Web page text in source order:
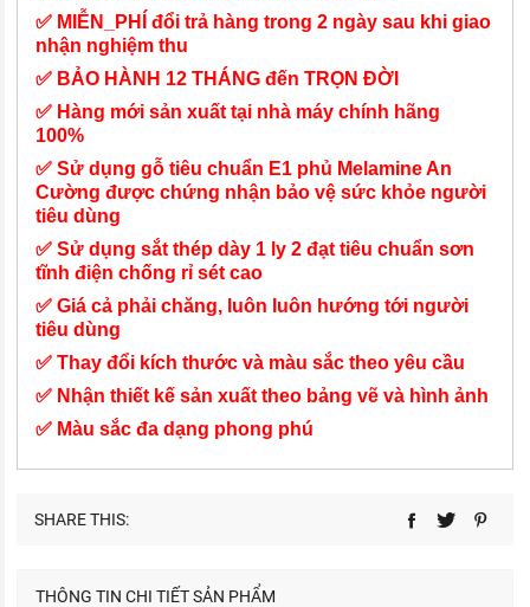
✅ MIỄN_PHÍ đổi trả hàng trong 2 ngày sau khi giao
nhận nghiệm thu
✅ BẢO HÀNH 12 THÁNG đến TRỌN ĐỜI
✅ Hàng mới sản xuất tại nhà máy chính hãng
100%
✅ Sử dụng gỗ tiêu chuẩn E1 phủ Melamine An
Cường được chứng nhận bảo vệ sức khỏe người
tiêu dùng
✅ Sử dụng sắt thép dày 1 ly 2 đạt tiêu chuẩn sơn
tĩnh điện chống rỉ sét cao
✅ Giá cả phải chăng, luôn luôn hướng tới người
tiêu dùng
✅ Thay đổi kích thước và màu sắc theo yêu cầu
✅ Nhận thiết kế sản xuất theo bảng vẽ và hình ảnh
✅ Màu sắc đa dạng phong phú
SHARE THIS:
THÔNG TIN CHI TIẾT SẢN PHẨM